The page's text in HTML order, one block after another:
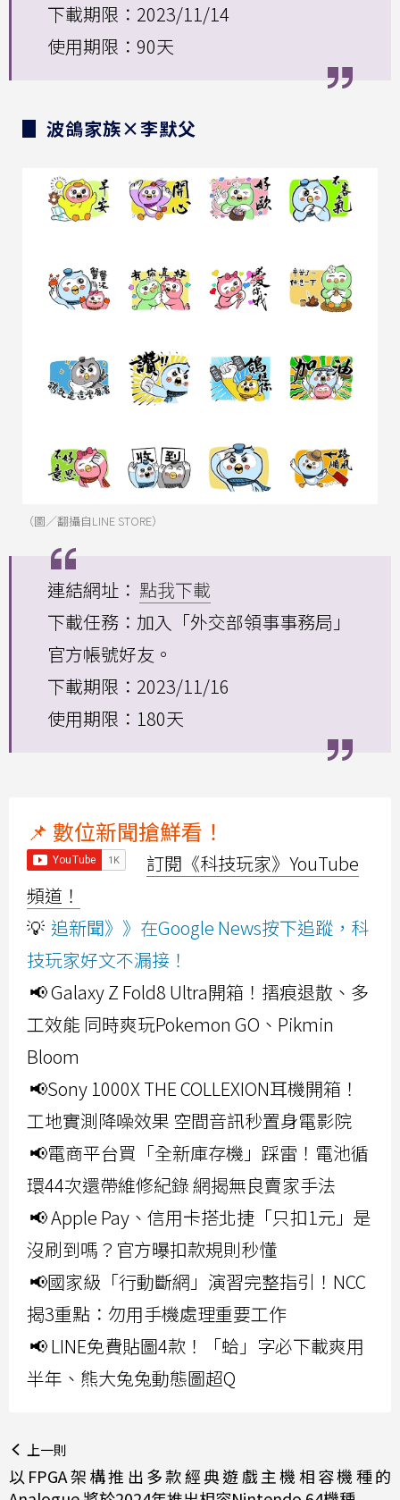
下載期限：2023/11/14
使用期限：90天
▊ 波鴿家族×李默父
（圖／翻攝自LINE STORE）
連結網址： 點我下載
下載任務：加入「外交部領事事務局」
官方帳號好友。
下載期限：2023/11/16
使用期限：180天
📌 數位新聞搶鮮看！
訂閱《科技玩家》YouTube
頻道！
💡 追新聞》》在Google News按下追蹤，科
技玩家好文不漏接！
📢 Galaxy Z Fold8 Ultra開箱！摺痕退散、多
工效能 同時爽玩Pokemon GO、Pikmin
Bloom
📢Sony 1000X THE COLLEXION耳機開箱！
工地實測降噪效果 空間音訊秒置身電影院
📢電商平台買「全新庫存機」踩雷！電池循
環44次還帶維修紀錄 網揭無良賣家手法
📢 Apple Pay、信用卡搭北捷「只扣1元」是
沒刷到嗎？官方曝扣款規則秒懂
📢國家級「行動斷網」演習完整指引！NCC
揭3重點：勿用手機處理重要工作
📢 LINE免費貼圖4款！「蛤」字必下載爽用
半年、熊大兔兔動態圖超Q
上一則
以FPGA架構推出多款經典遊戲主機相容機種的